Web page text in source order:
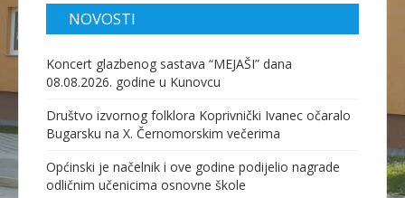
NOVOSTI
Koncert glazbenog sastava “MEJAŠI” dana
08.08.2026. godine u Kunovcu
Društvo izvornog folklora Koprivnički Ivanec očaralo
Bugarsku na X. Černomorskim večerima
Općinski je načelnik i ove godine podijelio nagrade
odličnim učenicima osnovne škole